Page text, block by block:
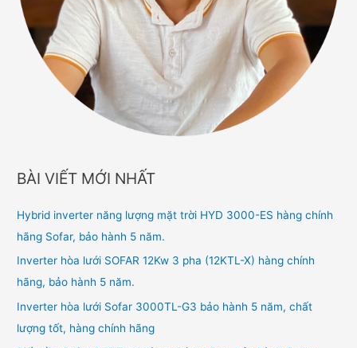
BÀI VIẾT MỚI NHẤT
Hybrid inverter năng lượng mặt trời HYD 3000-ES hàng chính
hãng Sofar, bảo hành 5 năm.
Inverter hòa lưới SOFAR 12Kw 3 pha (12KTL-X) hàng chính
hãng, bảo hành 5 năm.
Inverter hòa lưới Sofar 3000TL-G3 bảo hành 5 năm, chất
lượng tốt, hàng chính hãng